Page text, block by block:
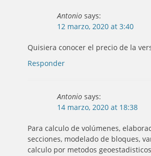
Antonio says:
12 marzo, 2020 at 3:40
Quisiera conocer el precio de la
Responder
Antonio says:
14 marzo, 2020 at 18:38
Para calculo de volúmenes,
secciones, modelado de bloques,
calculo por metodos